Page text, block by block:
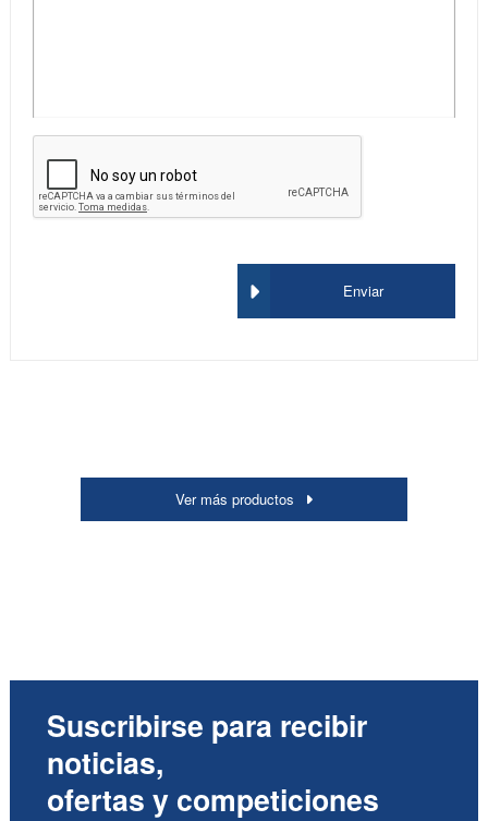
Enviar
Ver más productos
Suscribirse para recibir
noticias,
ofertas y competiciones